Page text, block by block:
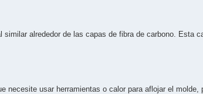
similar alrededor de las capas de fibra de carbono. Esta
usar herramientas o calor para aflojar el